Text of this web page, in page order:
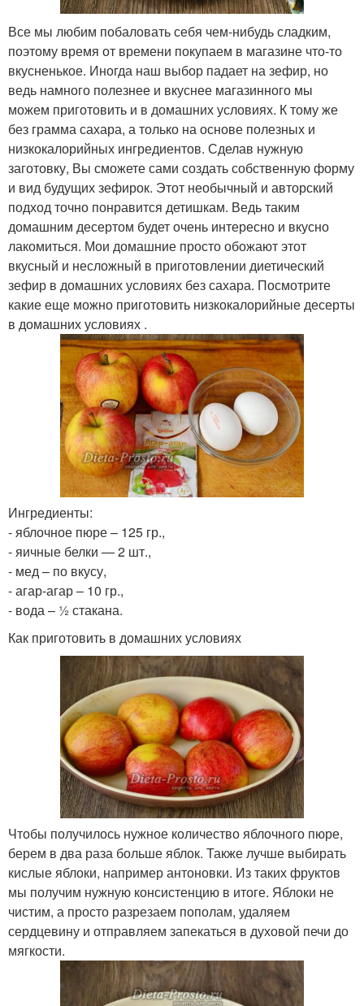
Все мы любим побаловать себя чем-нибудь сладким,
поэтому время от времени покупаем в магазине что-то
вкусненькое. Иногда наш выбор падает на зефир, но
ведь намного полезнее и вкуснее магазинного мы
можем приготовить и в домашних условиях. К тому же
без грамма сахара, а только на основе полезных и
низкокалорийных ингредиентов. Сделав нужную
заготовку, Вы сможете сами создать собственную форму
и вид будущих зефирок. Этот необычный и авторский
подход точно понравится детишкам. Ведь таким
домашним десертом будет очень интересно и вкусно
лакомиться. Мои домашние просто обожают этот
вкусный и несложный в приготовлении диетический
зефир в домашних условиях без сахара. Посмотрите
какие еще можно приготовить низкокалорийные десерты
в домашних условиях .
Ингредиенты:
- яблочное пюре – 125 гр.,
- яичные белки — 2 шт.,
- мед – по вкусу,
- агар-агар – 10 гр.,
- вода – ½ стакана.
Как приготовить в домашних условиях
Чтобы получилось нужное количество яблочного пюре,
берем в два раза больше яблок. Также лучше выбирать
кислые яблоки, например антоновки. Из таких фруктов
мы получим нужную консистенцию в итоге. Яблоки не
чистим, а просто разрезаем пополам, удаляем
сердцевину и отправляем запекаться в духовой печи до
мягкости.